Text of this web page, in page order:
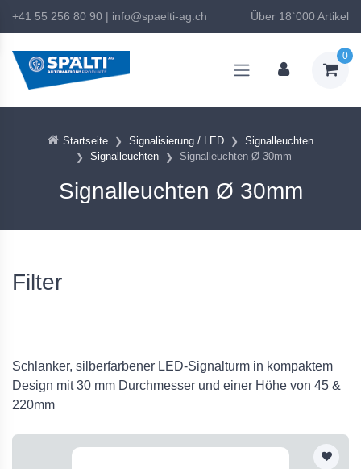
+41 55 256 80 90 | info@spaelti-ag.ch Über 18`000 Artikel
0
Startseite Signalisierung / LED
Signalleuchten
Signalleuchten
Signalleuchten Ø 30mm
Signalleuchten Ø 30mm
Filter
Schlanker, silberfarbener LED-Signalturm in kompaktem
Design mit 30 mm Durchmesser und einer Höhe von 45 &
220mm